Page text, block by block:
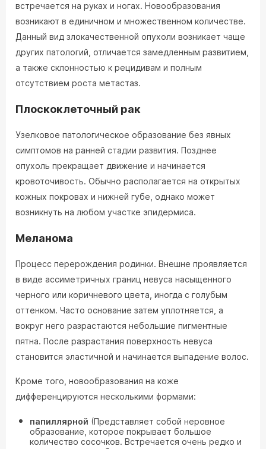
встречается на руках и ногах. Новообразования
возникают в единичном и множественном количестве.
Данный вид злокачественной опухоли возникает чаще
других патологий, отличается замедленным развитием,
а также склонностью к рецидивам и полным
отсутствием роста метастаз.
Плоскоклеточный рак
Узелковое патологическое образование без явных
симптомов на ранней стадии развития. Позднее
опухоль прекращает движение и начинается
кровоточивость. Обычно располагается на открытых
кожных покровах и нижней губе, однако может
возникнуть на любом участке эпидермиса.
Меланома
Процесс перерождения родинки. Внешне проявляется
в виде ассиметричных границ невуса насыщенного
черного или коричневого цвета, иногда с голубым
оттенком. Часто основание затем уплотняется, а
вокруг него разрастаются небольшие пигментные
пятна. После разрастания поверхность невуса
становится эластичной и начинается выпадение волос.
Кроме того, новообразования на коже
дифференцируются несколькими формами:
папиллярной (Представляет собой неровное
образование, которое покрывает большое
количество сосочков. Встречается очень редко и